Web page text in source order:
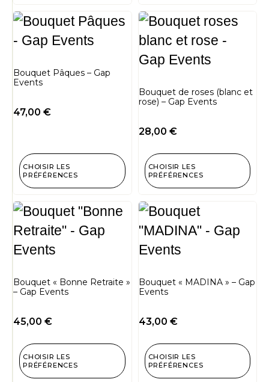
Bouquet Pâques – Gap
Events
47,00 €
CHOISIR LES
PRÉFÉRENCES
Bouquet de roses (blanc et
rose) – Gap Events
28,00 €
CHOISIR LES
PRÉFÉRENCES
Bouquet « Bonne Retraite »
– Gap Events
45,00 €
CHOISIR LES
PRÉFÉRENCES
Bouquet « MADINA » – Gap
Events
43,00 €
CHOISIR LES
PRÉFÉRENCES